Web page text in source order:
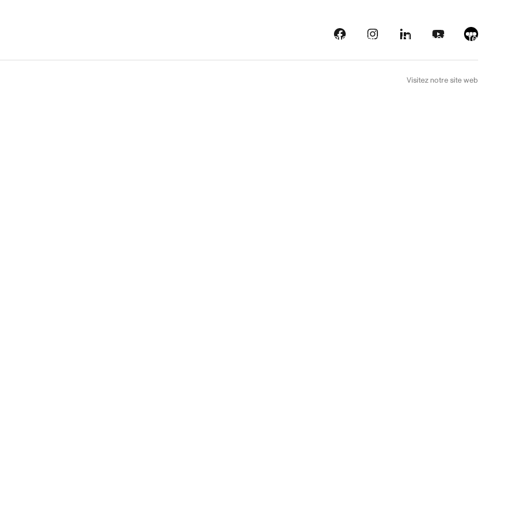
Plateformes À l’arrière plan Choix de téléfilm
Visitez notre site web